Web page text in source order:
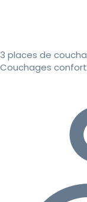
3 places de
Couchages